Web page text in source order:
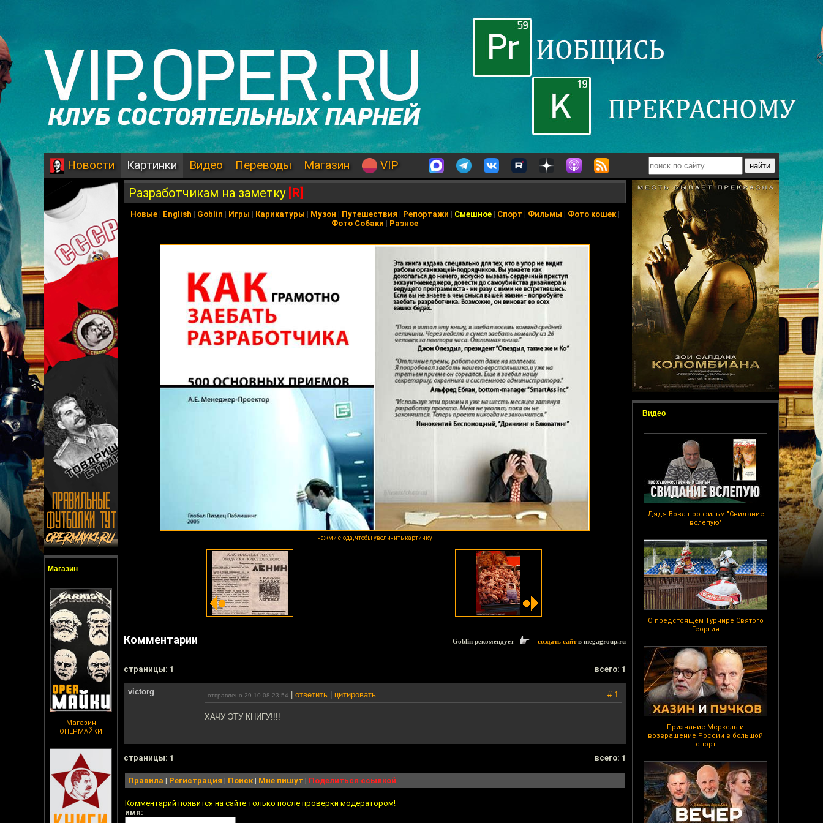
Новости Картинки Видео Переводы Магазин VIP
Магазин
Магазин
ОПЕРМАЙКИ
Видео
Дядя Вова про фильм "Свидание
вслепую"
О предстоящем Турнире Святого
Георгия
Признание Меркель и
возвращение России в большой
спорт
Разработчикам на заметку [R]
Новые| English | Goblin | Игры | Карикатуры | Музон | Путешествия | Репортажи | Смешное| Спорт | Фильмы | Фото кошек|
Фото Собаки | Разное
нажми сюда, чтобы увеличить картинку
Комментарии Goblin рекомендует создать сайтв megagroup.ru
cтраницы: 1 всего: 1
victorg отправлено 29.10.08 23:54 ответить цитировать # 1
ХАЧУ ЭТУ КНИГУ!!!!
cтраницы: 1 всего: 1
Правила | Регистрация | Поиск| Мне пишут | Поделиться ссылкой
Комментарий появится на сайте только после проверки модератором!
имя: